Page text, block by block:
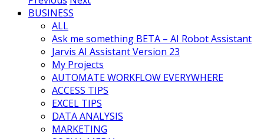
BUSINESS
ALL
Ask me something BETA – AI Robot Assistant
Jarvis AI Assistant Version 23
My Projects
AUTOMATE WORKFLOW EVERYWHERE
ACCESS TIPS
EXCEL TIPS
DATA ANALYSIS
MARKETING